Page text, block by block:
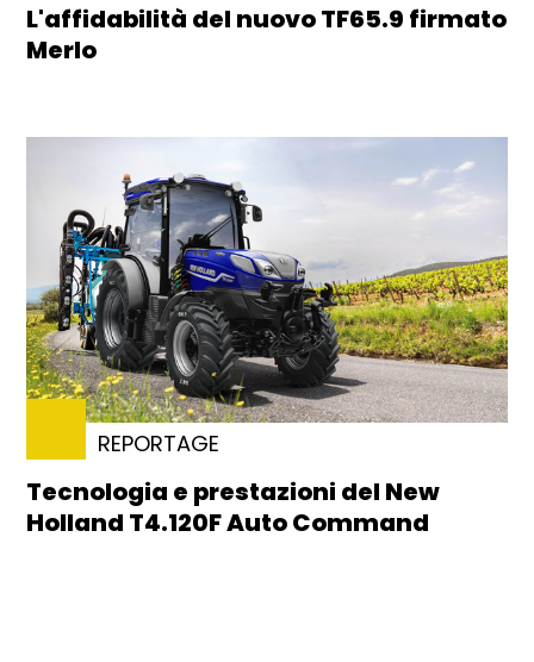
L'affidabilità del nuovo TF65.9 firmato
Merlo
REPORTAGE
Tecnologia e prestazioni del New
Holland T4.120F Auto Command